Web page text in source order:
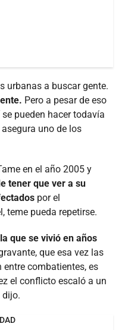
urbanas a buscar gente.
Pero a pesar de eso
pueden hacer todavía
uno de los
en el año 2005 y
tener que ver a su
por el
teme pueda repetirse.
que se vivió en años
que esa vez las
combatientes, es
el conflicto escaló a un
dijo.